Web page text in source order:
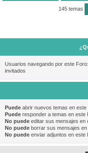
145 temas
Usuarios navegando por este
invitados
Puede abrir nuevos temas en este
Puede responder a temas en este
No puede editar sus mensajes en
No puede borrar sus mensajes
No puede enviar adjuntos en este